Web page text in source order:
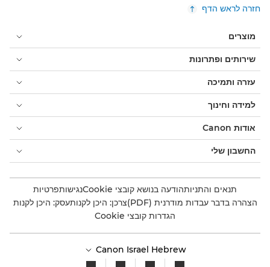
חזרה לראש הדף
מוצרים
שירותים ופתרונות
עזרה ותמיכה
למידה וחינוך
אודות Canon
החשבון שלי
תנאים והתניותהודעה בנושא קובצי Cookie נגישותפרטיות
הצהרה בדבר עבדות מודרנית (PDF)
צרכן: היכן לקנותעסק: היכן לקנות
הגדרות קובצי Cookie
Canon Israel Hebrew